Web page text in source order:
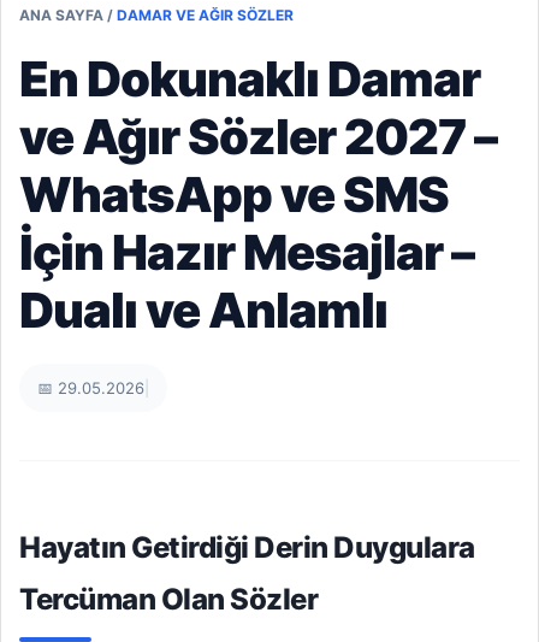
ANA SAYFA / DAMAR VE AĞIR SÖZLER
En Dokunaklı Damar
ve Ağır Sözler 2027 –
WhatsApp ve SMS
İçin Hazır Mesajlar –
Dualı ve Anlamlı
📅 29.05.2026
Hayatın Getirdiği Derin Duygulara
Tercüman Olan Sözler